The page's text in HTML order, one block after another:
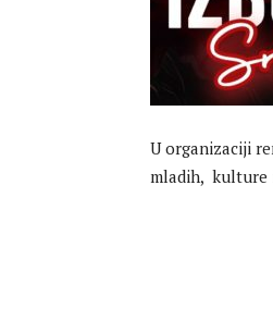
U organizaciji
mladih, kulture